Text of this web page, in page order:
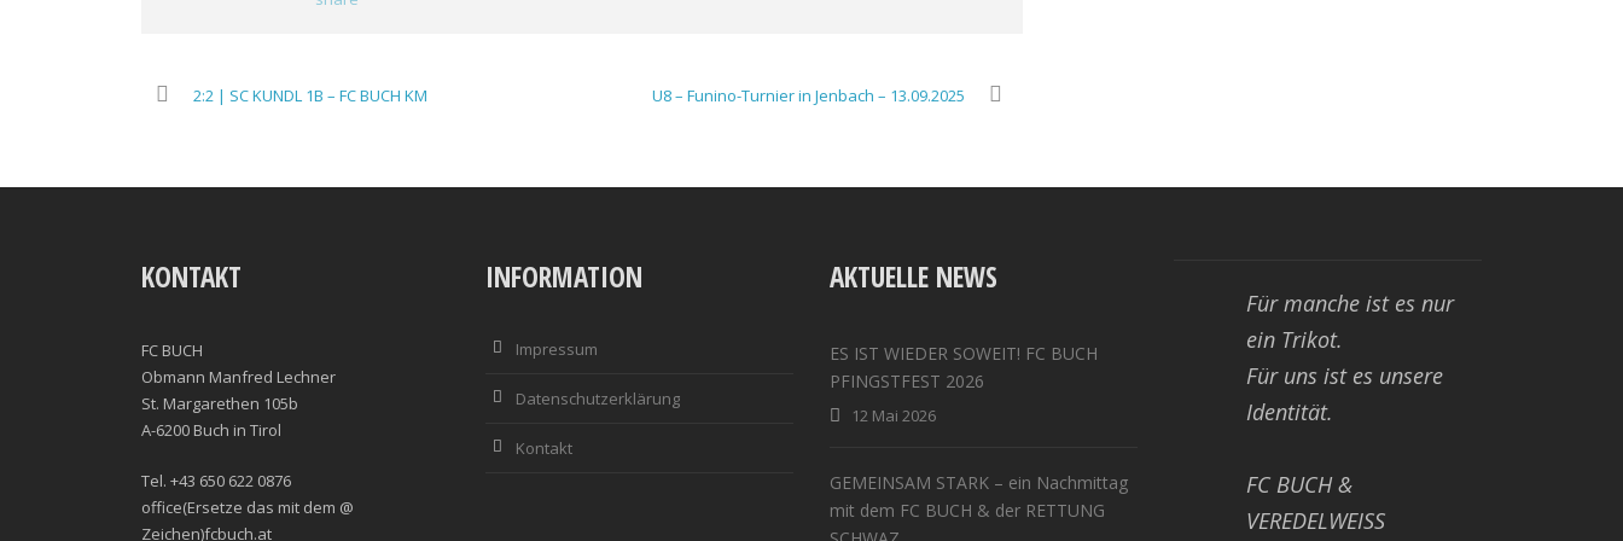
2:2 | SC KUNDL 1B – FC BUCH KM U8 – Funino-Turnier in Jenbach – 13.09.2025
KONTAKT
FC BUCH
Obmann Manfred Lechner
St. Margarethen 105b
A-6200 Buch in Tirol
Tel. +43 650 622 0876
office(Ersetze das mit dem @
Zeichen)fcbuch.at
INFORMATION
Impressum
Datenschutzerklärung
Kontakt
AKTUELLE NEWS
ES IST WIEDER SOWEIT! FC BUCH
PFINGSTFEST 2026
12 Mai 2026
GEMEINSAM STARK – ein Nachmittag
mit dem FC BUCH & der RETTUNG
Für manche ist es nur
ein Trikot.
Für uns ist es unsere
Identität.
FC BUCH &
VEREDELWEISS